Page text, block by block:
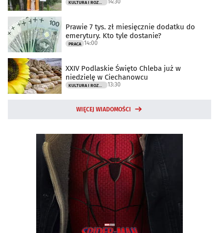
14:30
Prawie 7 tys. zł miesięcznie dodatku do
emerytury. Kto tyle dostanie?
PRACA 14:00
XXIV Podlaskie Święto Chleba już w
niedzielę w Ciechanowcu
13:30
WIĘCEJ WIADOMOŚCI